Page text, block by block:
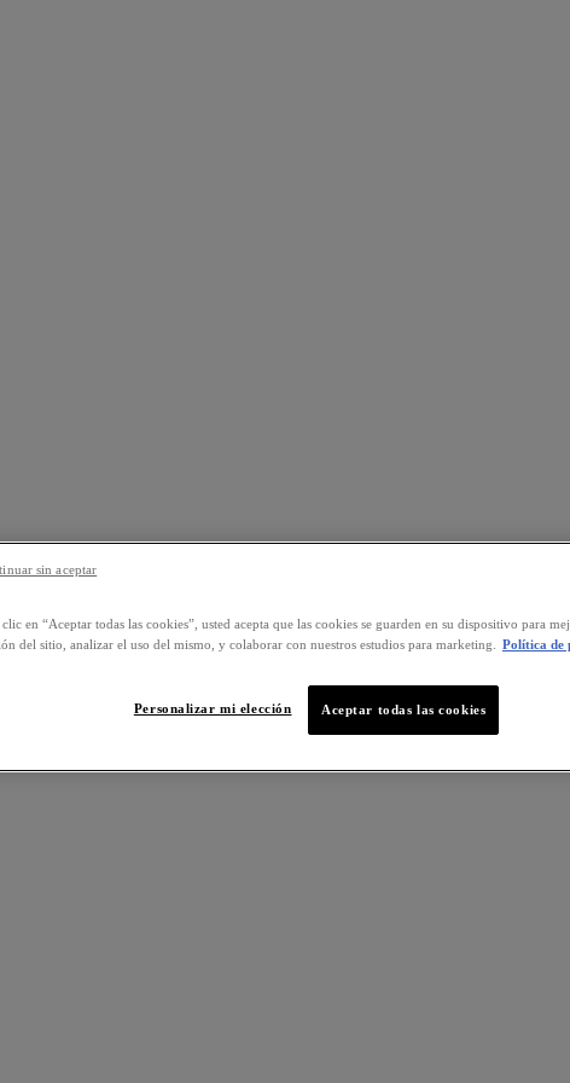
en “Aceptar todas las cookies”, usted acepta que las cookies se guarden en su dispositivo para
del sitio, analizar el uso del mismo, y colaborar con nuestros estudios para marketing.
Política de
Aceptar todas las cookies
Personalizar mi elección
sin aceptar